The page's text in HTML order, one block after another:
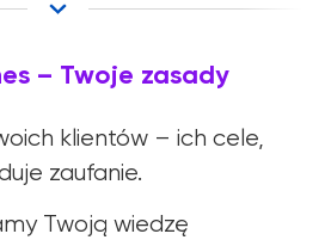
– Twoje zasady
klientów – ich cele,
zaufanie.
Twoją wiedzę